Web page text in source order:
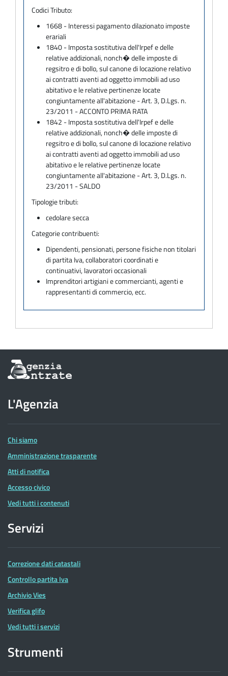
Codici Tributo:
1668 - Interessi pagamento dilazionato imposte
erariali
1840 - Imposta sostitutiva dell'Irpef e delle
relative addizionali, nonch� delle imposte di
regsitro e di bollo, sul canone di locazione relativo
ai contratti aventi ad oggetto immobili ad uso
abitativo e le relative pertinenze locate
congiuntamente all'abitazione - Art. 3, D.Lgs. n.
23/2011 - ACCONTO PRIMA RATA
1842 - Imposta sostitutiva dell'Irpef e delle
relative addizionali, nonch� delle imposte di
regsitro e di bollo, sul canone di locazione relativo
ai contratti aventi ad oggetto immobili ad uso
abitativo e le relative pertinenze locate
congiuntamente all'abitazione - Art. 3, D.Lgs. n.
23/2011 - SALDO
Tipologie tributi:
cedolare secca
Categorie contribuenti:
Dipendenti, pensionati, persone fisiche non titolari
di partita Iva, collaboratori coordinati e
continuativi, lavoratori occasionali
Imprenditori artigiani e commercianti, agenti e
rappresentanti di commercio, ecc.
Informazioni
sul
dell'Agenzia
delle
Entrate
L'Agenzia
Chi siamo
Amministrazione trasparente
Atti di notifica
Accesso civico
Vedi tutti i contenuti
Servizi
Correzione dati catastali
Controllo partita Iva
Archivio Vies
Verifica glifo
Vedi tutti i servizi
Strumenti